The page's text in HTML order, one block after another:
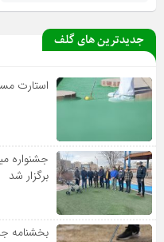
جدیدترین های گلف
استارت
جشنواره
برگزار شد
بخشنامه